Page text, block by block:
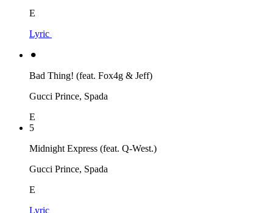
E
Lyric
⚫︎
Bad Thing! (feat. Fox4g & Jeff)
Gucci Prince, Spada
E
5
Midnight Express (feat. Q-West.)
Gucci Prince, Spada
E
Lyric